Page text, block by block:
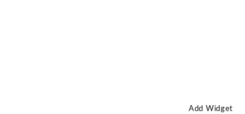
Add Widget